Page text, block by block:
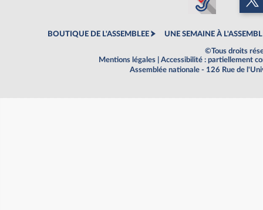
BOUTIQUE DE L'ASSEMBLEE UNE SEMAINE À
©Tous droits
Mentions légales
Accessibilité : partiellement
Assemblée nationale - 126 Rue de